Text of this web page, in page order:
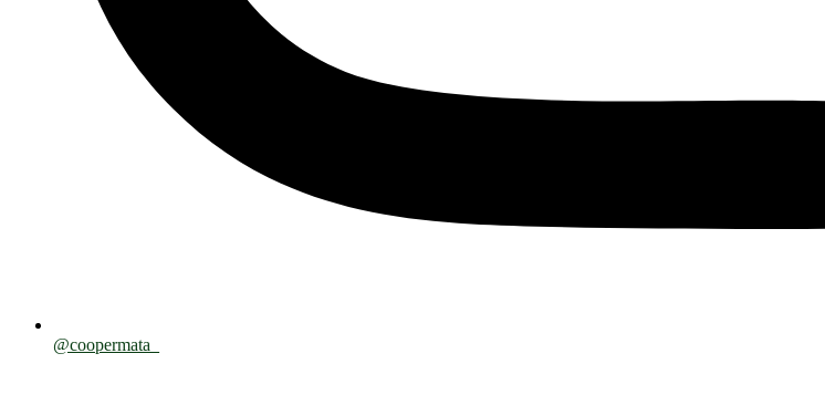
@coopermata_